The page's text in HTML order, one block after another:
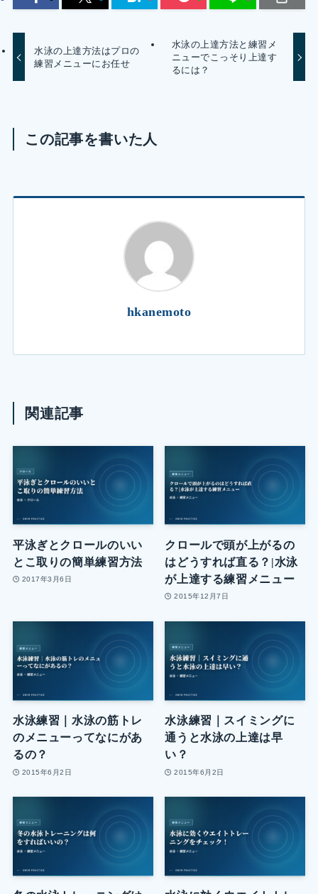
水泳の上達方法はプロの
練習メニューにお任せ
水泳の上達方法と練習メ
ニューでこっそり上達す
るには？
この記事を書いた人
hkanemoto
関連記事
平泳ぎとクロールのいい
とこ取りの簡単練習方法
2017年3月6日
クロールで頭が上がるの
はどうすれば直る？|水泳
が上達する練習メニュー
2015年12月7日
水泳練習｜水泳の筋トレ
のメニューってなにがあ
るの？
2015年6月2日
水泳練習｜スイミングに
通うと水泳の上達は早
い？
2015年6月2日